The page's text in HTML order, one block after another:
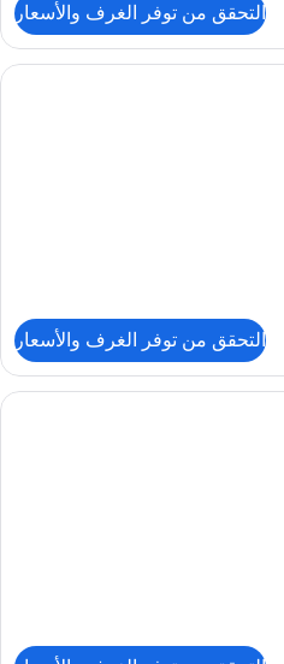
التحقق من توفر الغرف والأسعار
عناصر مجانية داخل الميني بار وخزنة
التحقق من توفر الغرف والأسعار
عناصر مجانية داخل الميني بار وخزنة